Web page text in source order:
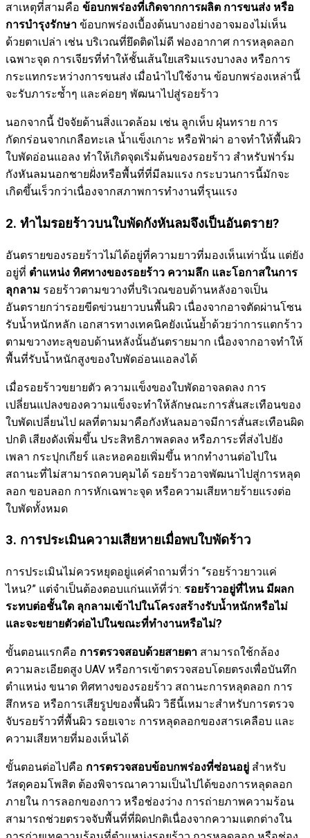
สาเหตุที่สามคือ ข้อบกพร่องที่เกิดจากการผลิต การขนส่ง หรือ
การบำรุงรักษา ข้อบกพร่องเบื้องต้นบางอย่างอาจมองไม่เห็น
ด้วยตาเปล่า เช่น บริเวณที่ยึดติดไม่ดี ฟองอากาศ การหลุดลอก
เฉพาะจุด การเจียรที่ทำให้ชั้นเส้นใยเสริมแรงบางลง หรือการ
กระแทกระหว่างการขนส่ง เมื่อนำไปใช้งาน ข้อบกพร่องเหล่านี้
จะรับภาระซ้ำๆ และค่อยๆ พัฒนาไปสู่รอยร้าว
นอกจากนี้ ปัจจัยด้านสิ่งแวดล้อม เช่น ลูกเห็บ ฝุ่นทราย การ
กัดกร่อนจากเกลือทะเล น้ำแข็งเกาะ หรือฟ้าผ่า อาจทำให้พื้นผิว
ใบพัดอ่อนแอลง ทำให้เกิดจุดเริ่มต้นของรอยร้าว สำหรับฟาร์ม
กังหันลมนอกชายฝั่งหรือพื้นที่ที่มีลมแรง กระบวนการนี้มักจะ
เกิดขึ้นเร็วกว่าเนื่องจากสภาพการทำงานที่รุนแรง
2. ทำไมรอยร้าวบนใบพัดกังหันลมจึงเป็นอันตราย?
อันตรายของรอยร้าวไม่ได้อยู่ที่ความยาวที่มองเห็นเท่านั้น แต่ยัง
อยู่ที่ ตำแหน่ง ทิศทางของรอยร้าว ความลึก และโอกาสในการ
ลุกลาม รอยร้าวตามขวางที่บริเวณขอบด้านหลังอาจเป็น
อันตรายกว่ารอยขีดข่วนยาวบนพื้นผิว เนื่องจากอาจตัดผ่านโซน
รับน้ำหนักหลัก เอกสารทางเทคนิคยังเน้นย้ำด้วยว่าการแตกร้าว
ตามขวางทะลุขอบด้านหลังนั้นอันตรายมาก เนื่องจากอาจทำให้
พื้นที่รับน้ำหนักสูงของใบพัดอ่อนแอลงได้
เมื่อรอยร้าวขยายตัว ความแข็งของใบพัดอาจลดลง การ
เปลี่ยนแปลงของความแข็งจะทำให้ลักษณะการสั่นสะเทือนของ
ใบพัดเปลี่ยนไป ผลที่ตามมาคือกังหันลมอาจมีการสั่นสะเทือนผิด
ปกติ เสียงดังเพิ่มขึ้น ประสิทธิภาพลดลง หรือภาระที่ส่งไปยัง
เพลา กระปุกเกียร์ และหอคอยเพิ่มขึ้น หากทำงานต่อไปใน
สถานะที่ไม่สามารถควบคุมได้ รอยร้าวอาจพัฒนาไปสู่การหลุด
ลอก ขอบลอก การหักเฉพาะจุด หรือความเสียหายร้ายแรงต่อ
ใบพัดทั้งหมด
3. การประเมินความเสียหายเมื่อพบใบพัดร้าว
การประเมินไม่ควรหยุดอยู่แค่คำถามที่ว่า “รอยร้าวยาวแค่
ไหน?” แต่จำเป็นต้องตอบแก่นแท้ที่ว่า: รอยร้าวอยู่ที่ไหน มีผลก
ระทบต่อชั้นใด ลุกลามเข้าไปในโครงสร้างรับน้ำหนักหรือไม่
และจะขยายตัวต่อไปในขณะที่ทำงานหรือไม่?
ขั้นตอนแรกคือ การตรวจสอบด้วยสายตา สามารถใช้กล้อง
ความละเอียดสูง UAV หรือการเข้าตรวจสอบโดยตรงเพื่อบันทึก
ตำแหน่ง ขนาด ทิศทางของรอยร้าว สถานะการหลุดลอก การ
สึกหรอ หรือการเสียรูปของพื้นผิว วิธีนี้เหมาะสำหรับการตรวจ
จับรอยร้าวที่พื้นผิว รอยเจาะ การหลุดลอกของสารเคลือบ และ
ความเสียหายที่มองเห็นได้
ขั้นตอนต่อไปคือ การตรวจสอบข้อบกพร่องที่ซ่อนอยู่ สำหรับ
วัสดุคอมโพสิต ต้องพิจารณาความเป็นไปได้ของการหลุดลอก
ภายใน การลอกของกาว หรือช่องว่าง การถ่ายภาพความร้อน
สามารถช่วยตรวจจับพื้นที่ที่ผิดปกติเนื่องจากความแตกต่างใน